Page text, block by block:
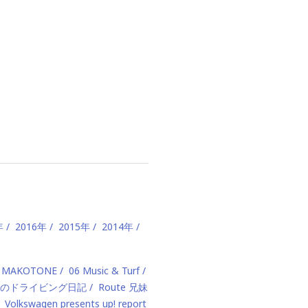
2016年 2015年 2014年
06 Music & Turf
ドライビング日記
Route 兄妹
Volkswagen presents up! report